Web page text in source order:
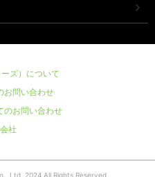
ズ）について
お問い合わせ
のお問い合わせ
社
Ltd. 2024 All Rights Reserved.